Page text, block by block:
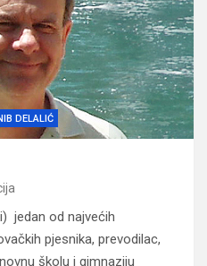
DELALIĆ
jedan od najvećih
pjesnika, prevodilac,
školu i gimnaziju